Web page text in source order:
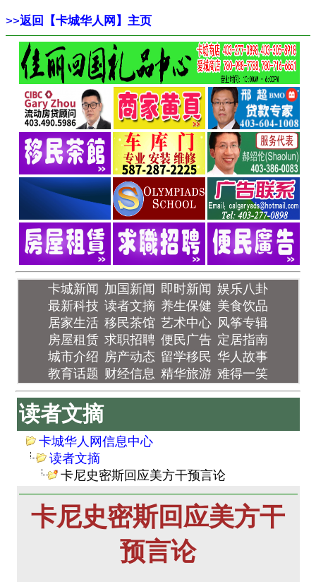
>>返回【卡城华人网】主页
卡城新闻 加国新闻 即时新闻 娱乐八卦
最新科技 读者文摘 养生保健 美食饮品
居家生活 移民茶馆 艺术中心 风筝专辑
房屋租赁 求职招聘 便民广告 定居指南
城市介绍 房产动态 留学移民 华人故事
教育话题 财经信息 精华旅游 难得一笑
读者文摘
卡城华人网信息中心
读者文摘
卡尼史密斯回应美方干预言论
卡尼史密斯回应美方干
预言论